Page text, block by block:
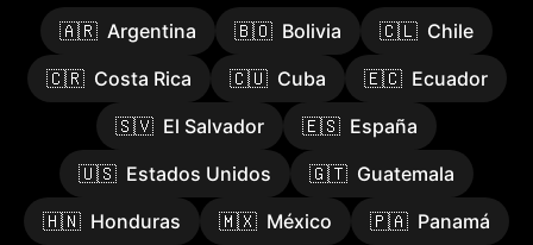
🇦🇷 Argentina 🇧🇴 Bolivia 🇨🇱 Chile
🇨🇷 Costa Rica 🇨🇺 Cuba 🇪🇨 Ecuador
🇸🇻 El Salvador 🇪🇸 España
🇺🇸 Estados Unidos 🇬🇹 Guatemala
🇭🇳 Honduras 🇲🇽 México 🇵🇦 Panamá